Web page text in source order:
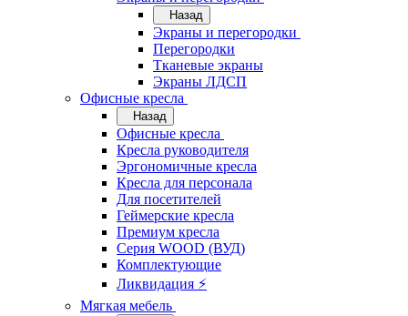
Назад
Экраны и перегородки
Перегородки
Тканевые экраны
Экраны ЛДСП
Офисные кресла
Назад
Офисные кресла
Кресла руководителя
Эргономичные кресла
Кресла для персонала
Для посетителей
Геймерские кресла
Премиум кресла
Серия WOOD (ВУД)
Комплектующие
Ликвидация ⚡
Мягкая мебель